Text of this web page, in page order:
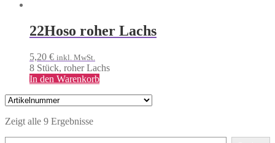
22Hoso roher Lachs
5,20 € inkl. MwSt.
8 Stück, roher Lachs
In den Warenkorb
Zeigt alle 9 Ergebnisse